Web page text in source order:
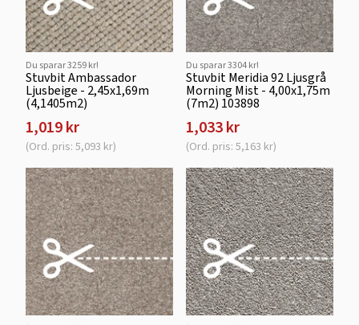
Du sparar 3259 kr!
Stuvbit Ambassador
Ljusbeige - 2,45x1,69m
(4,1405m2)
1,019 kr
(Ord. pris: 5,093 kr)
Du sparar 3304 kr!
Stuvbit Meridia 92 Ljusgrå
Morning Mist - 4,00x1,75m
(7m2) 103898
1,033 kr
(Ord. pris: 5,163 kr)